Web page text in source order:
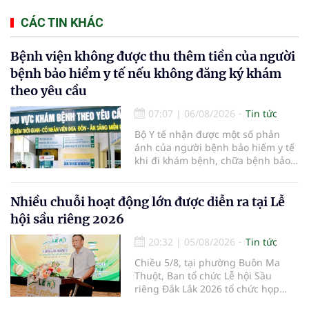
CÁC TIN KHÁC
Bệnh viện không được thu thêm tiền của người
bệnh bảo hiểm y tế nếu không đăng ký khám
theo yêu cầu
07:07 | 06/08/2026
Tin tức
Bộ Y tế nhận được một số phản
ánh của người bệnh bảo hiểm y tế
khi đi khám bệnh, chữa bệnh bảo
bệnh, chữa bệnh theo yêu cầu
nhưng vẫn phải nộp thêm các chi
phần cùng chi trả.
Nhiều chuỗi hoạt động lớn được diễn ra tại Lễ
hội sầu riêng 2026
20:32 | 05/08/2026
Tin tức
Chiều 5/8, tại phường Buôn Ma
Thuột, Ban tổ chức Lễ hội Sầu
riêng Đắk Lắk 2026 tổ chức họp